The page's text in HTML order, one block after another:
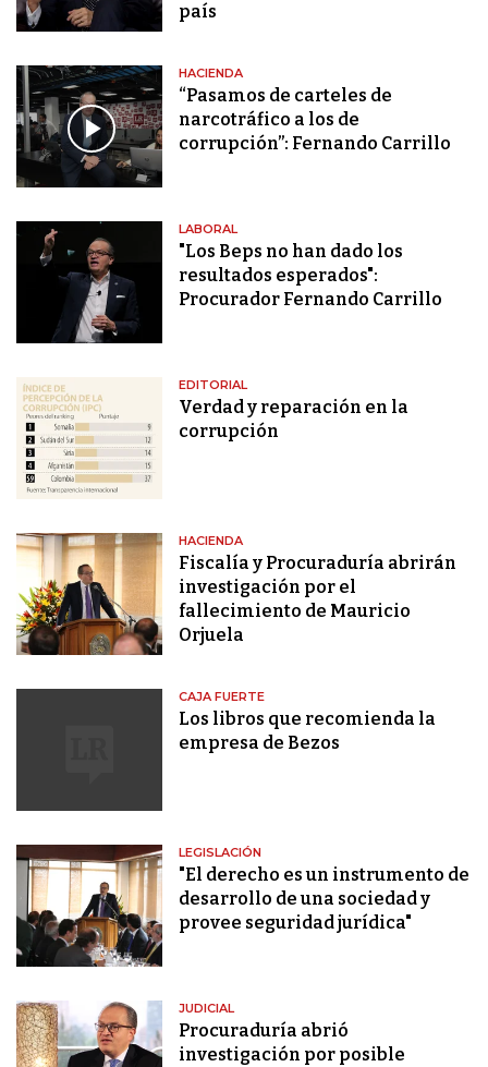
país
HACIENDA
“Pasamos de carteles de
narcotráfico a los de
corrupción”: Fernando Carrillo
LABORAL
"Los Beps no han dado los
resultados esperados":
Procurador Fernando Carrillo
EDITORIAL
Verdad y reparación en la
corrupción
HACIENDA
Fiscalía y Procuraduría abrirán
investigación por el
fallecimiento de Mauricio
Orjuela
CAJA FUERTE
Los libros que recomienda la
empresa de Bezos
LEGISLACIÓN
"El derecho es un instrumento de
desarrollo de una sociedad y
provee seguridad jurídica"
JUDICIAL
Procuraduría abrió
investigación por posible